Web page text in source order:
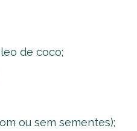
de coco;
ou sem sementes);